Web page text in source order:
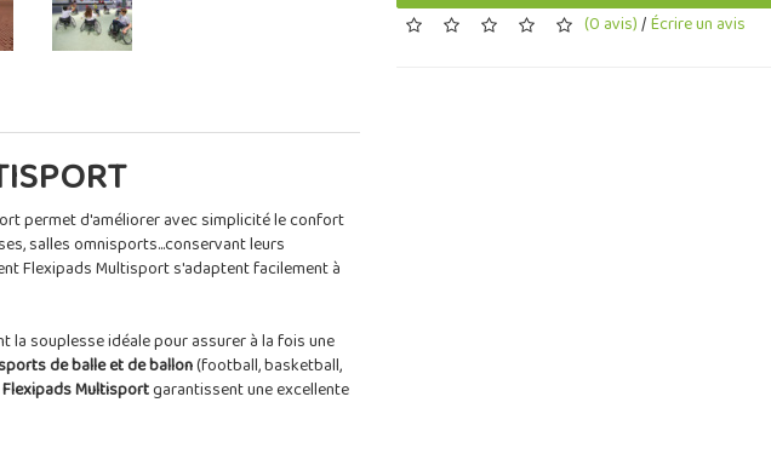
permet d'améliorer avec simplicité le confort
salles omnisports...conservant leurs
Flexipads Multisport s'adaptent facilement à
souplesse idéale pour assurer à la fois une
de balle et de ballon(football, basketball,
Multisportgarantissent une excellente
(0 avis)/Écrire un avis